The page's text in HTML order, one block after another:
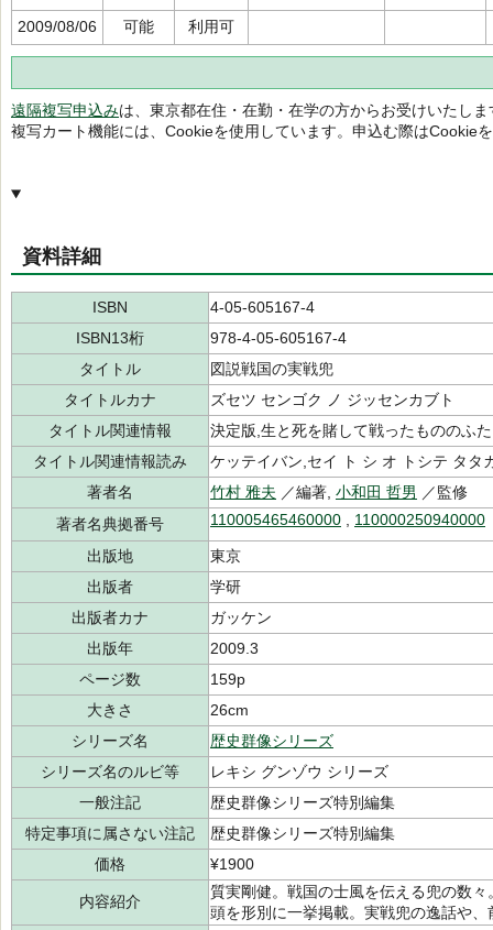
2009/08/06
可能 利用可
遠隔複写申込みは、東京都在住・在勤・在学の方からお受けいたしま
複写カート機能には、Cookieを使用しています。申込む際はCookie
資料詳細
ISBN
4-05-605167-4
ISBN13桁
978-4-05-605167-4
タイトル
図説戦国の実戦兜
タイトルカナ
ズセツ センゴク ノ ジッセンカブト
タイトル関連情報
決定版,生と死を賭して戦ったもののふ
タイトル関連情報読み
ケッテイバン,セイ ト シ オ トシテ タタ
著者名
竹村 雅夫 ／編著, 小和田 哲男 ／監修
著者名典拠番号
110005465460000 110000250940000
出版地
東京
出版者
学研
出版者カナ
ガッケン
出版年
2009.3
ページ数
159p
大きさ
26cm
シリーズ名
歴史群像シリーズ
シリーズ名のルビ等
レキシ グンゾウ シリーズ
一般注記
歴史群像シリーズ特別編集
特定事項に属さない注記
歴史群像シリーズ特別編集
価格
¥1900
内容紹介
質実剛健。戦国の士風を伝える兜の数
頭を形別に一挙掲載。実戦兜の逸話や